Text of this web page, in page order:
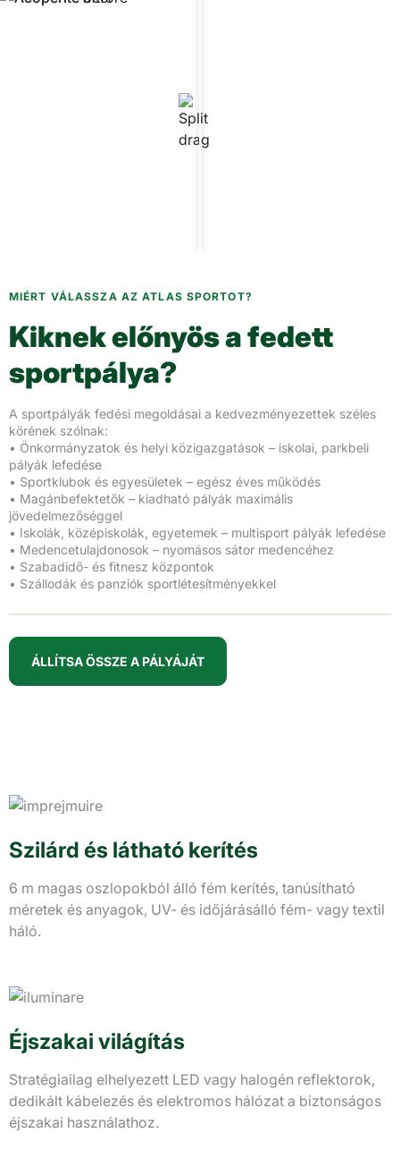
MIÉRT VÁLASSZA AZ ATLAS SPORTOT?
Kiknek előnyös a fedett
sportpálya?
A sportpályák fedési megoldásai a kedvezményezettek széles
körének szólnak:
• Önkormányzatok és helyi közigazgatások – iskolai, parkbeli
pályák lefedése
• Sportklubok és egyesületek – egész éves működés
• Magánbefektetők – kiadható pályák maximális
jövedelmezőséggel
• Iskolák, középiskolák, egyetemek – multisport pályák lefedése
• Medencetulajdonosok – nyomásos sátor medencéhez
• Szabadidő- és fitnesz központok
• Szállodák és panziók sportlétesítményekkel
ÁLLÍTSA ÖSSZE A PÁLYÁJÁT
Szilárd és látható kerítés
6 m magas oszlopokból álló fém kerítés, tanúsítható
méretek és anyagok, UV- és időjárásálló fém- vagy textil
háló.
Éjszakai világítás
Stratégiailag elhelyezett LED vagy halogén reflektorok,
dedikált kábelezés és elektromos hálózat a biztonságos
éjszakai használathoz.